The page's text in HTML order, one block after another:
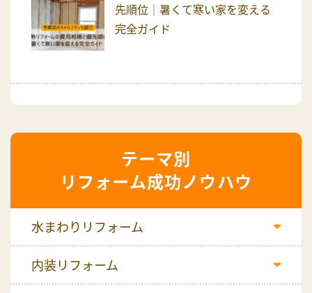
先順位｜暑くて寒い家を変える
完全ガイド
リフォーム成功ノウハウ
水まわりリフォーム
内装リフォーム